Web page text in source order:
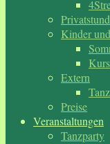
Kinder
Extern
Preise
Veranstaltungen
Tanzparty